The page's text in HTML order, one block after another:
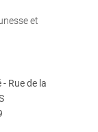
et
Rue de la